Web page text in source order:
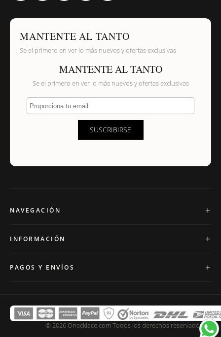
MANTENTE AL TANTO
Se el primero en ver lo más nuevos y ofertas exclusivas
MANTENTE AL TANTO
Se el primero en ver lo más nuevos y ofertas exclusivas
Proporciona tu email
SUSCRIBIRSE
NAVEGACIÓN
INFORMACIÓN
PAGOS Y ENVÍOS
© 2026 Onecklace.com Todos los derechos reservados